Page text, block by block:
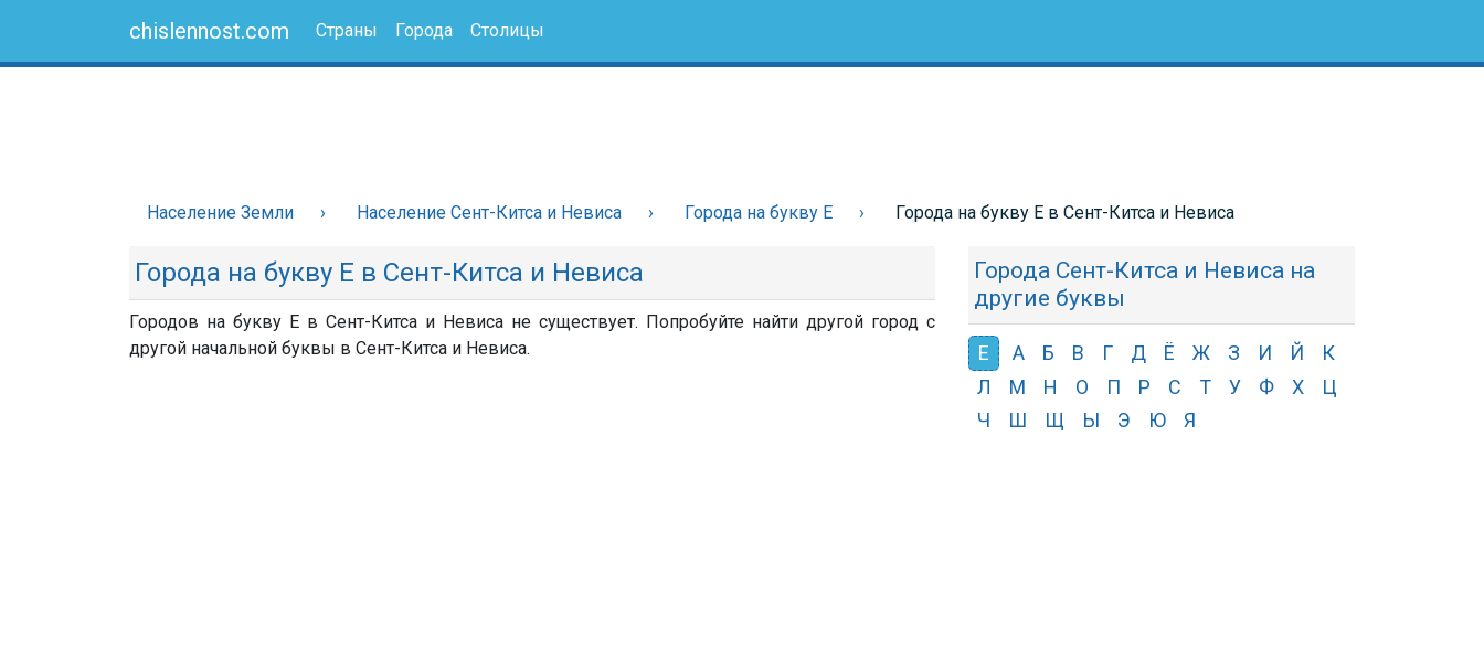
chislennost.com Страны Города Столицы
Население Земли Население Сент-Китса и Невиса Города на букву Е Города на букву Е в Сент-Китса и Невиса
Города на букву Е в Сент-Китса и Невиса
Городов на букву Е в Сент-Китса и Невиса не существует. Попробуйте найти другой город с
другой начальной буквы в Сент-Китса и Невиса.
Города Сент-Китса и Невиса на
другие буквы
Е А Б В Г Д Ё Ж З И Й
К
Л
М Н О П Р С Т У Ф Х
Ц
Ч
Ш Щ Ы Э Ю Я